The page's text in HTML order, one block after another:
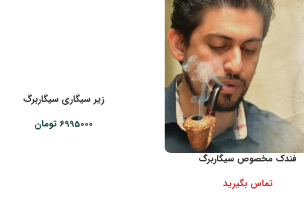
فندک مخصوص سیگاربرگ
تماس بگیرید
زیر سیگاری سیگاربرگ
6995000 تومان